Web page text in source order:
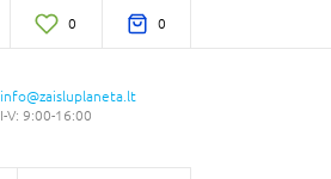
0 0
info@zaisluplaneta.lt
I-V: 9:00-16:00